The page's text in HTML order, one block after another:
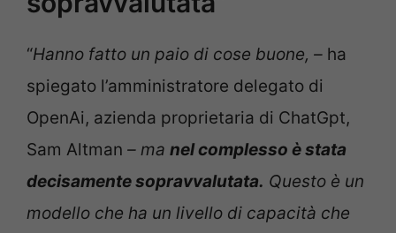
“Hanno fatto un paio di cose buone, – ha
spiegato l’amministratore delegato di
OpenAi, azienda proprietaria di ChatGpt,
Sam Altman – ma nel complesso è stata
decisamente sopravvalutata. Questo è un
modello che ha un livello di capacità che